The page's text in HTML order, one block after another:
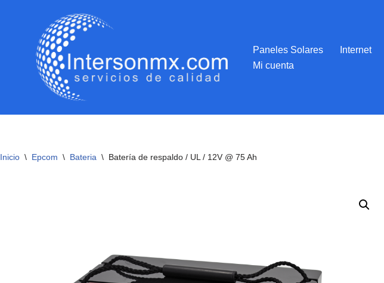
contenido
Paneles Solares Internet
Mi cuenta
Inicio \ Epcom \ Bateria \ Batería de respaldo / UL / 12V @ 75 Ah